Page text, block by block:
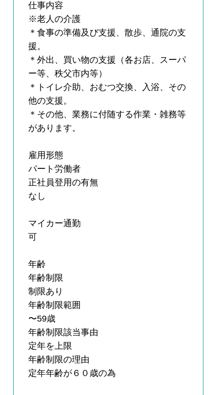
仕事内容
※老人の介護
＊食事の準備及び支援、散歩、通院の支
援。
＊外出、買い物の支援（各お店、スーパ
ー等、秩父市内等）
＊トイレ介助、おむつ交換、入浴、その
他の支援。
＊その他、業務に付随する作業・雑務等
があります。
雇用形態
パート労働者
正社員登用の有無
なし
マイカー通勤
可
年齢
年齢制限
制限あり
年齢制限範囲
〜59歳
年齢制限該当事由
定年を上限
年齢制限の理由
定年年齢が６０歳の為